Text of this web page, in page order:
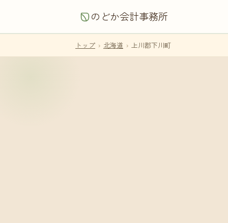
のどか会計事務所
トップ › 北海道 › 上川郡下川町